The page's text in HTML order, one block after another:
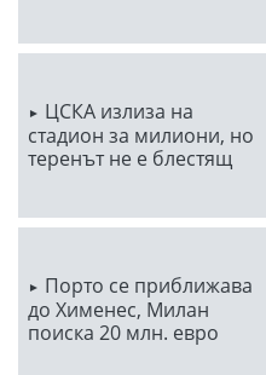
ЦСКА излиза на
стадион за милиони, но
теренът не е блестящ
Порто се приближава
до Хименес, Милан
поиска 20 млн. евро